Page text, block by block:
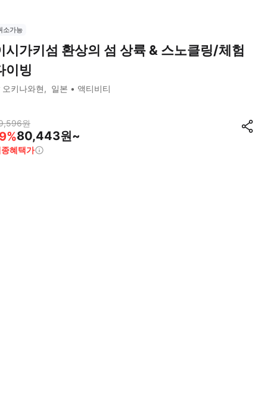
소가능
시가키섬 환상의 섬 상륙 & 스노클링/체험
이빙
오키나와현 일본 액티비티
원
%80,443원~
종혜택가